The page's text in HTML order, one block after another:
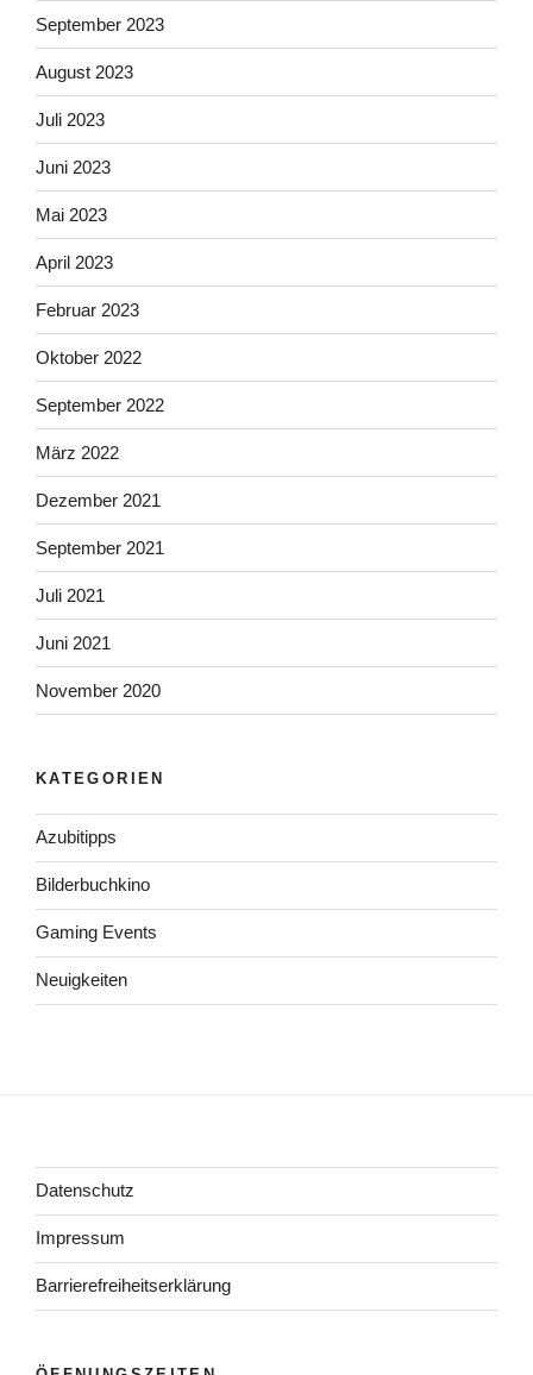
September 2023
August 2023
Juli 2023
Juni 2023
Mai 2023
April 2023
Februar 2023
Oktober 2022
September 2022
März 2022
Dezember 2021
September 2021
Juli 2021
Juni 2021
November 2020
KATEGORIEN
Azubitipps
Bilderbuchkino
Gaming Events
Neuigkeiten
Datenschutz
Impressum
Barrierefreiheitserklärung